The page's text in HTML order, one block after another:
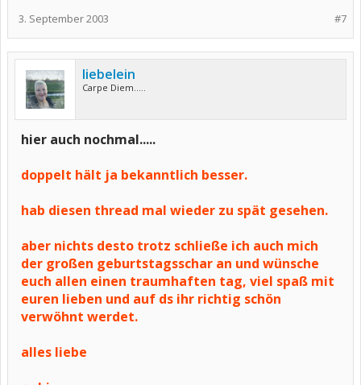
#7
3. September 2003
liebelein
Carpe Diem.....
hier auch nochmal.....
doppelt hält ja bekanntlich besser.
hab diesen thread mal wieder zu spät gesehen.
aber nichts desto trotz schließe ich auch mich
der großen geburtstagsschar an und wünsche
euch allen einen traumhaften tag, viel spaß mit
euren lieben und auf ds ihr richtig schön
verwöhnt werdet.
alles liebe